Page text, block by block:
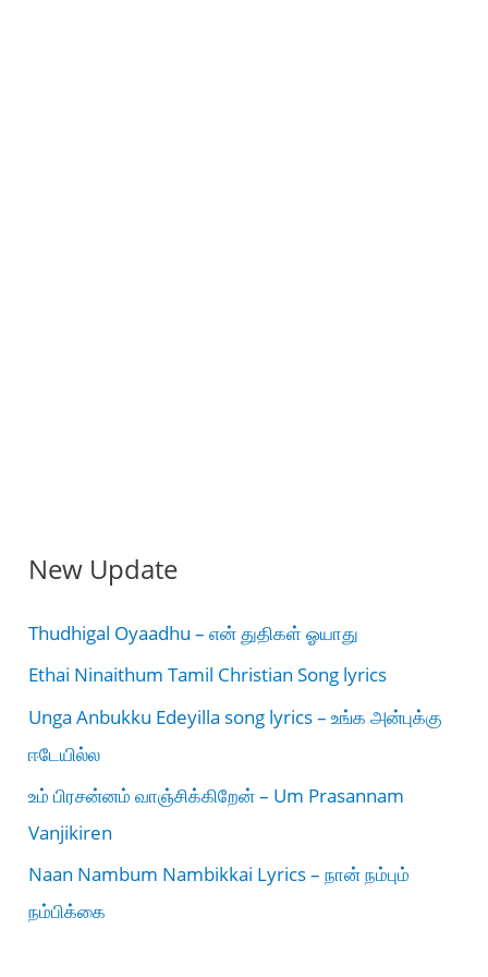
New Update
Thudhigal Oyaadhu – என் துதிகள் ஓயாது
Ethai Ninaithum Tamil Christian Song lyrics
Unga Anbukku Edeyilla song lyrics – உங்க அன்புக்கு
ஈடேயில்ல
உம் பிரசன்னம் வாஞ்சிக்கிறேன் – Um Prasannam
Vanjikiren
Naan Nambum Nambikkai Lyrics – நான் நம்பும்
நம்பிக்கை